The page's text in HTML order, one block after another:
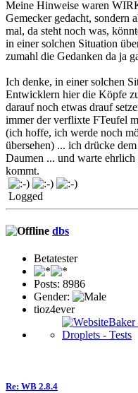
Meine Hinweise waren
Gemecker gedacht, sondern
mal, da steht noch was,
in einer solchen Situation
zumahl die Gedanken da ja
Ich denke, in einer solchen
Entwicklern hier die Köpfe
darauf noch etwas drauf
immer der verflixte FTeufel
(ich hoffe, ich werde noch
übersehen) ... ich drücke
Daumen ... und warte ehrlich
kommt.
Logged
dbs
Betatester
Posts: 8986
Gender:
tioz4ever
Re: WB 2.8.4